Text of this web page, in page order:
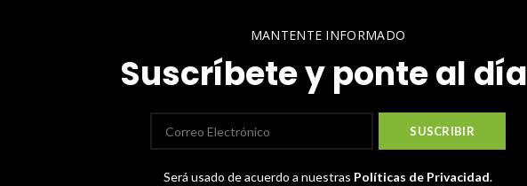
MANTENTE INFORMADO
Suscríbete y ponte al
Será usado de acuerdo a nuestras Políticas de Privacidad.